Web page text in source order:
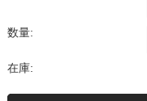
数量:
在庫: